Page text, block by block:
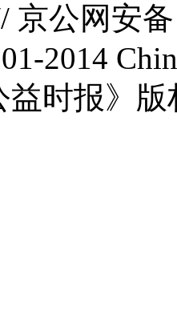
京公网安
2014
益时报》